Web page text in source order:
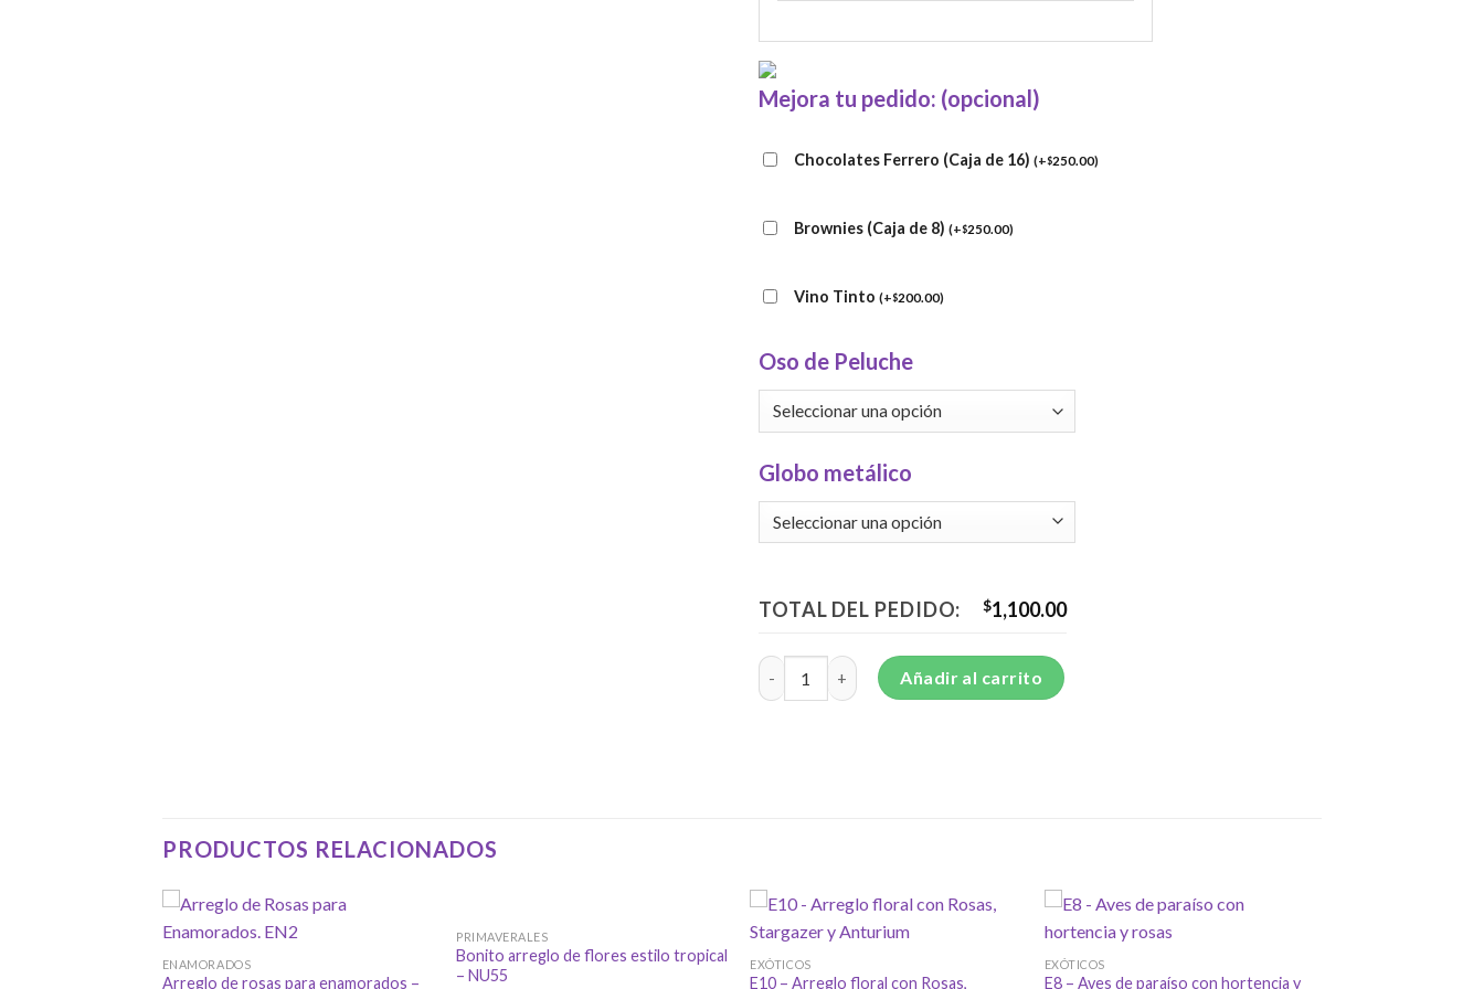
Mejora tu pedido: (opcional)
Chocolates Ferrero (Caja de 16) (+$250.00)
Brownies (Caja de 8) (+$250.00)
Vino Tinto (+$200.00)
Oso de Peluche
Globo metálico
TOTAL DEL PEDIDO: $1,100.00
Hermoso detalle floral con base blanca cantidad
Añadir al carrito
PRODUCTOS RELACIONADOS
ENAMORADOS
Arreglo de rosas para enamorados –
PRIMAVERALES
Bonito arreglo de flores estilo tropical
– NU55
EXÓTICOS
E10 – Arreglo floral con Rosas,
EXÓTICOS
E8 – Aves de paraíso con hortencia y